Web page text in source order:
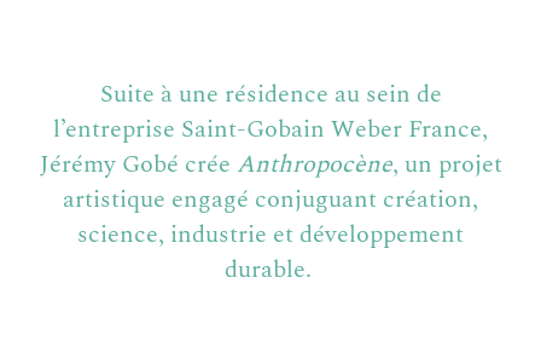
Suite à une résidence au sein de
l’entreprise Saint‑Gobain Weber France,
Jérémy Gobé crée Anthropocène, un projet
artistique engagé conjuguant création,
science, industrie et développement
durable.